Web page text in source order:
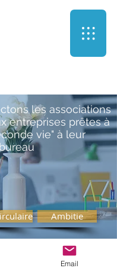
les associations
entreprises prêtes à
vie" à leur
Ambitie
Email